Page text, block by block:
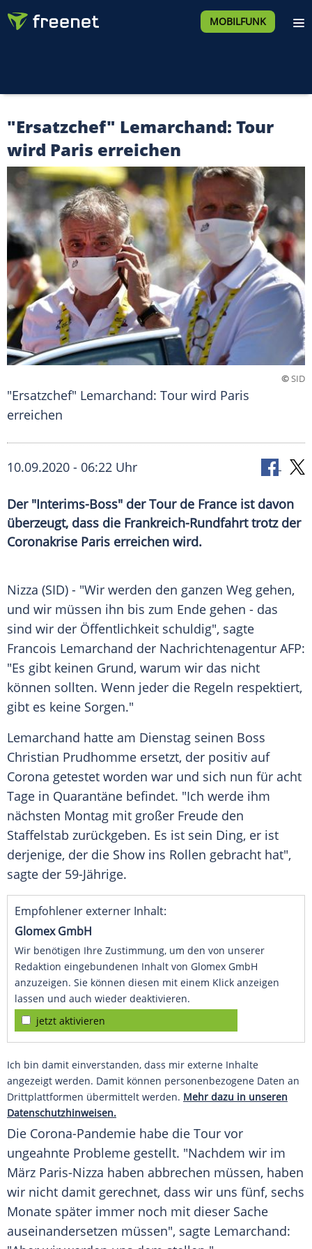
MOBILFUNK
"Ersatzchef" Lemarchand: Tour
wird Paris erreichen
©SID
"Ersatzchef" Lemarchand: Tour wird Paris
erreichen
10.09.2020 - 06:22 Uhr
Der "Interims-Boss" der Tour de France ist davon
überzeugt, dass die Frankreich-Rundfahrt trotz der
Coronakrise Paris erreichen wird.
Nizza (SID) - "Wir werden den ganzen Weg gehen,
und wir müssen ihn bis zum Ende gehen - das
sind wir der Öffentlichkeit schuldig", sagte
Francois Lemarchand der Nachrichtenagentur AFP:
"Es gibt keinen Grund, warum wir das nicht
können sollten. Wenn jeder die Regeln respektiert,
gibt es keine Sorgen."
Lemarchand hatte am Dienstag seinen Boss
Christian Prudhomme ersetzt, der positiv auf
Corona getestet worden war und sich nun für acht
Tage in Quarantäne befindet. "Ich werde ihm
nächsten Montag mit großer Freude den
Staffelstab zurückgeben. Es ist sein Ding, er ist
derjenige, der die Show ins Rollen gebracht hat",
sagte der 59-Jährige.
Empfohlener externer Inhalt:
Glomex GmbH
Wir benötigen Ihre Zustimmung, um den von unserer
Redaktion eingebundenen Inhalt von Glomex GmbH
anzuzeigen. Sie können diesen mit einem Klick anzeigen
lassen und auch wieder deaktivieren.
jetzt aktivieren
Ich bin damit einverstanden, dass mir externe Inhalte
angezeigt werden. Damit können personenbezogene Daten an
Drittplattformen übermittelt werden. Mehr dazu in unseren
Datenschutzhinweisen.
Die Corona-Pandemie habe die Tour vor
ungeahnte Probleme gestellt. "Nachdem wir im
März Paris-Nizza haben abbrechen müssen, haben
wir nicht damit gerechnet, dass wir uns fünf, sechs
Monate später immer noch mit dieser Sache
auseinandersetzen müssen", sagte Lemarchand: